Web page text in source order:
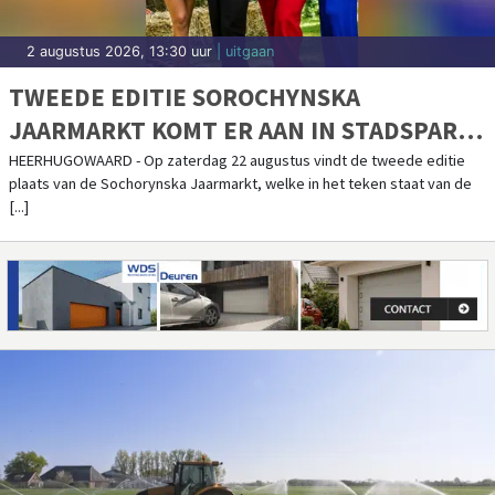
31 juli 2026, 9:02 uur| regio
WIL JE LEREN TEKENEN OF
PORTRETTEKENEN?
ALKMAAR/SCHOORL - Inge Koetzier van Hooff start eind augustus met
twee nieuwe inspirerende cursussen in Alkmaar en Schoorl.
MOLENAAR BADKAMERS OPENT